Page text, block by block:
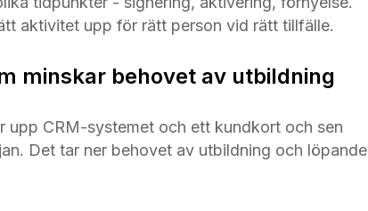
aktivitet upp för rätt person vid rätt tillfälle.
minskar behovet av utbildning
upp CRM-systemet och ett kundkort och sen
Det tar ner behovet av utbildning och löpande